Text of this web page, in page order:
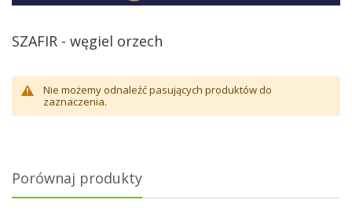
SZAFIR - węgiel orzech
Nie możemy odnaleźć pasujących produktów do
zaznaczenia.
Porównaj produkty